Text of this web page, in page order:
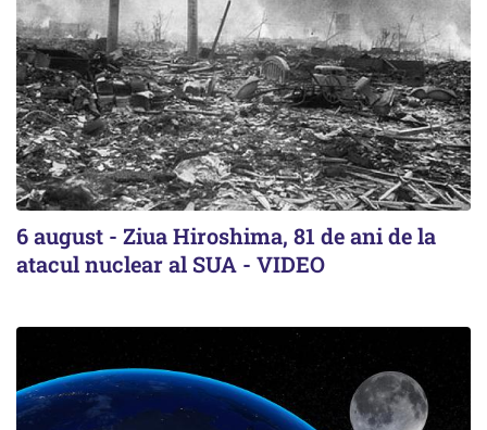
6 august - Ziua Hiroshima, 81 de ani de la
atacul nuclear al SUA - VIDEO